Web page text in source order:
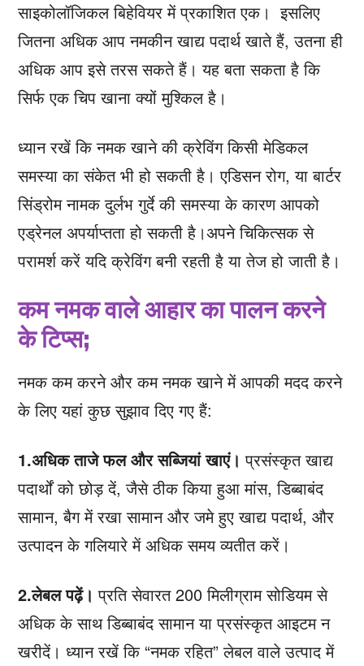
साइकोलॉजिकल बिहेवियर में प्रकाशित एक। इसलिए
जितना अधिक आप नमकीन खाद्य पदार्थ खाते हैं, उतना ही
अधिक आप इसे तरस सकते हैं। यह बता सकता है कि
सिर्फ एक चिप खाना क्यों मुश्किल है।
ध्यान रखें कि नमक खाने की क्रेविंग किसी मेडिकल
समस्या का संकेत भी हो सकती है। एडिसन रोग, या बार्टर
सिंड्रोम नामक दुर्लभ गुर्दे की समस्या के कारण आपको
एड्रेनल अपर्याप्तता हो सकती है।अपने चिकित्सक से
परामर्श करें यदि क्रेविंग बनी रहती है या तेज हो जाती है।
कम नमक वाले आहार का पालन करने
के टिप्स;
नमक कम करने और कम नमक खाने में आपकी मदद करने
के लिए यहां कुछ सुझाव दिए गए हैं:
1.अधिक ताजे फल और सब्जियां खाएं। प्रसंस्कृत खाद्य
पदार्थों को छोड़ दें, जैसे ठीक किया हुआ मांस, डिब्बाबंद
सामान, बैग में रखा सामान और जमे हुए खाद्य पदार्थ, और
उत्पादन के गलियारे में अधिक समय व्यतीत करें।
2.लेबल पढ़ें। प्रति सेवारत 200 मिलीग्राम सोडियम से
अधिक के साथ डिब्बाबंद सामान या प्रसंस्कृत आइटम न
खरीदें। ध्यान रखें कि “नमक रहित” लेबल वाले उत्पाद में